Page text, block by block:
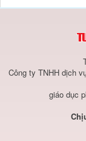
Công ty TNHH dịch
giáo dục